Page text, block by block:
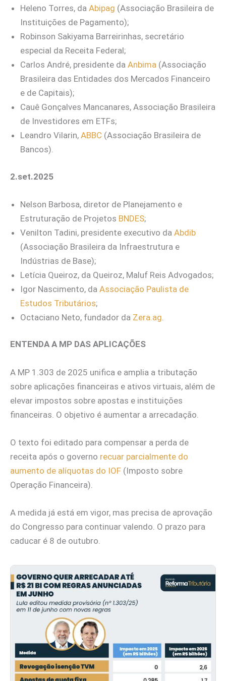
Heleno Torres, da Abipag (Associação Brasileira de
Instituições de Pagamento);
Robinson Sakiyama Barreirinhas, secretário
especial da Receita Federal;
Carlos André, presidente da Anbima (Associação
Brasileira das Entidades dos Mercados Financeiro
e de Capitais);
Cauê Gonçalves Mancanares, Associação Brasileira
de Investidores em ETFs;
Leandro Vilarin, ABBC (Associação Brasileira de
Bancos).
2.set.2025
Nelson Barbosa, diretor de Planejamento e
Estruturação de Projetos BNDES;
Venilton Tadini, presidente executivo da Abdib
(Associação Brasileira da Infraestrutura e
Indústrias de Base);
Letícia Queiroz, da Queiroz, Maluf Reis Advogados;
Igor Nascimento, da Associação Paulista de
Estudos Tributários;
Octaciano Neto, fundador da Zera.ag
ENTENDA A MP DAS APLICAÇÕES
A MP 1.303 de 2025 unifica e amplia a tributação
sobre aplicações financeiras e ativos virtuais, além de
elevar impostos sobre apostas e instituições
financeiras. O objetivo é aumentar a arrecadação.
O texto foi editado para compensar a perda de
receita após o governo recuar parcialmente do
aumento de alíquotas do IOF (Imposto sobre
Operação Financeira).
A medida já está em vigor, mas precisa de aprovação
do Congresso para continuar valendo. O prazo para
caducar é 8 de outubro.